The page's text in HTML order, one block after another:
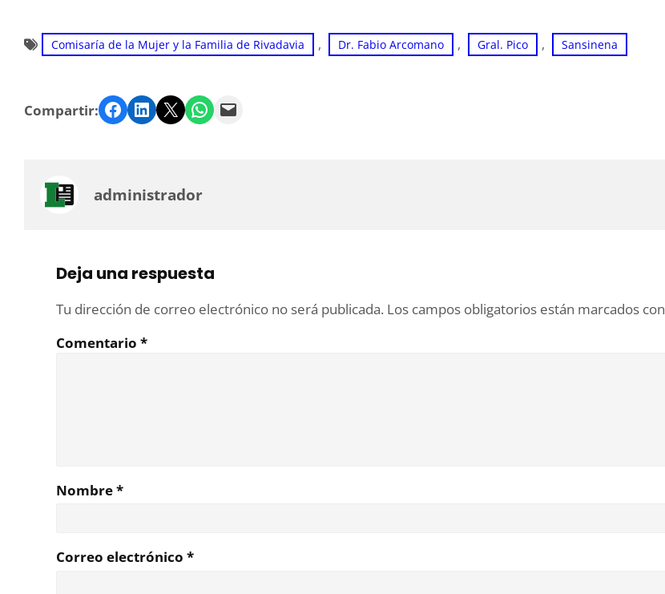
Comisaría de la Mujer y la Familia de Rivadavia , Dr. Fabio Arcomano , Gral. Pico , Sansinena
Compartir: Facebook LinkedIn Twitter WhatsApp Email
administrador
Deja una respuesta
Tu dirección de correo electrónico no será publicada. Los campos obligatorios están marcados con
Comentario *
Nombre*
Correo electrónico *